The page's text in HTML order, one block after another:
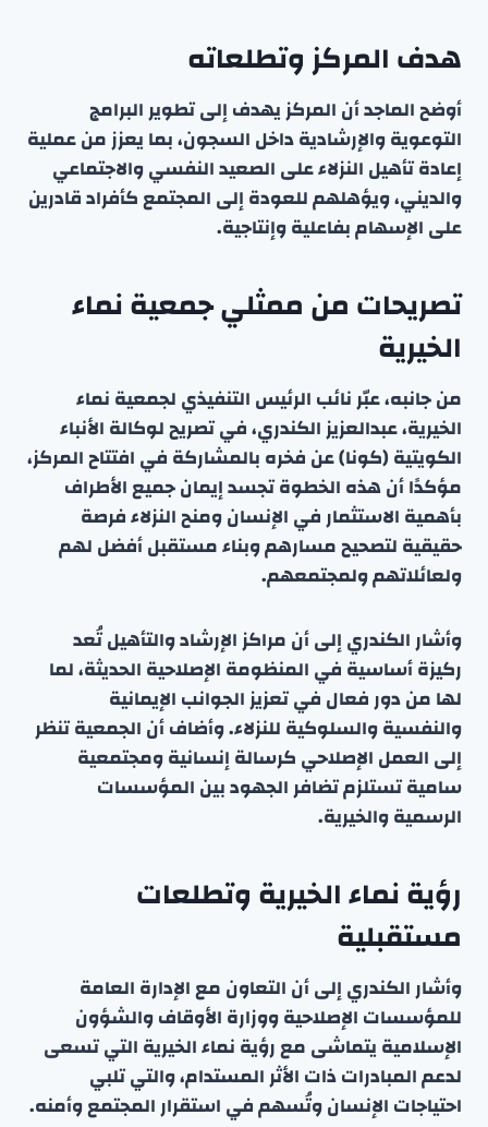
هدف المركز وتطلعاته
أوضح الماجد أن المركز يهدف إلى تطوير البرامج
التوعوية والإرشادية داخل السجون، بما يعزز من عملية
إعادة تأهيل النزلاء على الصعيد النفسي والاجتماعي
والديني، ويؤهلهم للعودة إلى المجتمع كأفراد قادرين
على الإسهام بفاعلية وإنتاجية.
تصريحات من ممثلي جمعية نماء
الخيرية
من جانبه، عبّر نائب الرئيس التنفيذي لجمعية نماء
الخيرية، عبدالعزيز الكندري، في تصريح لوكالة الأنباء
الكويتية (كونا) عن فخره بالمشاركة في افتتاح المركز،
مؤكدًا أن هذه الخطوة تجسد إيمان جميع الأطراف
بأهمية الاستثمار في الإنسان ومنح النزلاء فرصة
حقيقية لتصحيح مسارهم وبناء مستقبل أفضل لهم
ولعائلاتهم ولمجتمعهم.
وأشار الكندري إلى أن مراكز الإرشاد والتأهيل تُعد
ركيزة أساسية في المنظومة الإصلاحية الحديثة، لما
لها من دور فعال في تعزيز الجوانب الإيمانية
والنفسية والسلوكية للنزلاء. وأضاف أن الجمعية تنظر
إلى العمل الإصلاحي كرسالة إنسانية ومجتمعية
سامية تستلزم تضافر الجهود بين المؤسسات
الرسمية والخيرية.
رؤية نماء الخيرية وتطلعات
مستقبلية
وأشار الكندري إلى أن التعاون مع الإدارة العامة
للمؤسسات الإصلاحية ووزارة الأوقاف والشؤون
الإسلامية يتماشى مع رؤية نماء الخيرية التي تسعى
لدعم المبادرات ذات الأثر المستدام، والتي تلبي
احتياجات الإنسان وتُسهم في استقرار المجتمع وأمنه.